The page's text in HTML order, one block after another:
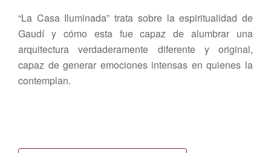
“La Casa Iluminada” trata sobre la espiritualidad de
Gaudí y cómo esta fue capaz de alumbrar una
arquitectura verdaderamente diferente y original,
capaz de generar emociones intensas en quienes la
contemplan.